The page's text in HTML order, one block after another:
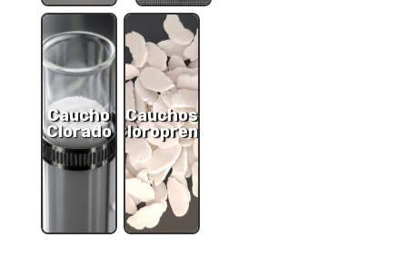
Caucho
Clorado
Cauchos
Cloropreno